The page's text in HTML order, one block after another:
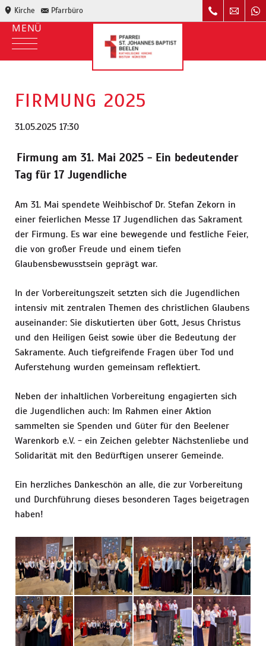
Kirche Pfarrbüro
FIRMUNG 2025
31.05.2025 17:30
Firmung am 31. Mai 2025 - Ein bedeutender
Tag für 17 Jugendliche
Am 31. Mai spendete Weihbischof Dr. Stefan Zekorn in
einer feierlichen Messe 17 Jugendlichen das Sakrament
der Firmung. Es war eine bewegende und festliche Feier,
die von großer Freude und einem tiefen
Glaubensbewusstsein geprägt war.
In der Vorbereitungszeit setzten sich die Jugendlichen
intensiv mit zentralen Themen des christlichen Glaubens
auseinander: Sie diskutierten über Gott, Jesus Christus
und den Heiligen Geist sowie über die Bedeutung der
Sakramente. Auch tiefgreifende Fragen über Tod und
Auferstehung wurden gemeinsam reflektiert.
Neben der inhaltlichen Vorbereitung engagierten sich
die Jugendlichen auch: Im Rahmen einer Aktion
sammelten sie Spenden und Güter für den Beelener
Warenkorb e.V. - ein Zeichen gelebter Nächstenliebe und
Solidarität mit den Bedürftigen unserer Gemeinde.
Ein herzliches Dankeschön an alle, die zur Vorbereitung
und Durchführung dieses besonderen Tages beigetragen
haben!